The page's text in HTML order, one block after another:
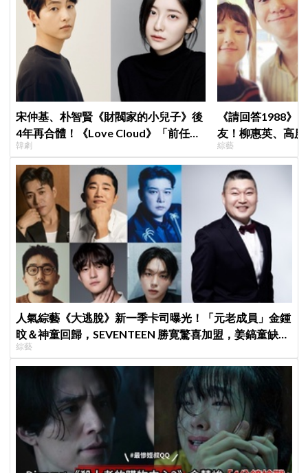
宋仲基、朴智賢《財閥家的小兒子》後
4年再合體！《Love Cloud》「前任見
面就變天」設定超鬧
韓劇
《請回答1988》
友！柳惠英、高
告公開，暖心互
綜藝
人氣綜藝《大逃脫》新一季卡司曝光！「元老成員」金鍾
旼＆神童回歸，SEVENTEEN 勝寛驚喜加盟，姜鎬童缺席
成最大焦點
綜藝